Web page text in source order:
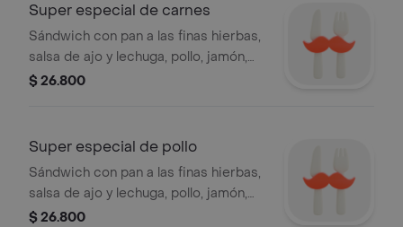
Super especial de carnes
Sándwich con pan a las finas hierbas,
salsa de ajo y lechuga, pollo, jamón,
tocineta, cerveroni y queso.
$ 26.800
Super especial de pollo
Sándwich con pan a las finas hierbas,
salsa de ajo y lechuga, pollo, jamón,
tocineta, cerveroni y queso.
$ 26.800